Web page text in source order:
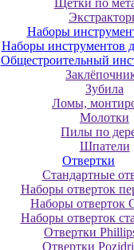
Щетки по
Наборы
Наборы инструментов
Общестроительный
Зубила
Ломы,
Молотки
Пилы по
Шпатели
Отвертки
Cтандартные
Наборы отверток
Наборы отверток
Наборы отверток
Отвертки
Отвертки